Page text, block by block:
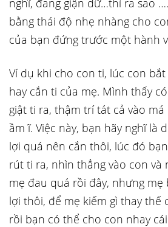
nghĩ, đang giận dữ…thì ra sao
bằng thái độ nhẹ nhàng cho
của bạn đứng trước một hành
Ví dụ khi cho con ti, lúc con
hay cắn ti của mẹ. Mình thấy
giật ti ra, thậm trí tát cả vào
ầm ĩ. Việc này, bạn hãy nghĩ là
lợi quá nên cắn thôi, lúc đó
rút ti ra, nhìn thẳng vào con và
mẹ đau quá rồi đây, nhưng mẹ
lợi thôi, để mẹ kiếm gì thay thế
rồi bạn có thể cho con nhay